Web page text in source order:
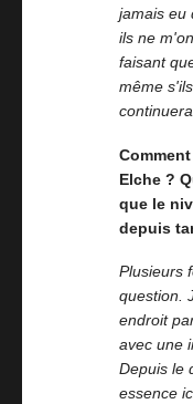
jamais eu
ils ne
faisant
même
Elche ?
que le
depuis
Plusieurs
question.
endroit
avec une
Depuis le
essence